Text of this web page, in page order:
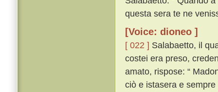
questa sera te ne
[Voice: dioneo ]
[ 022 ] Salabaetto, il
costei era preso,
amato, rispose: “
ciò e istasera e